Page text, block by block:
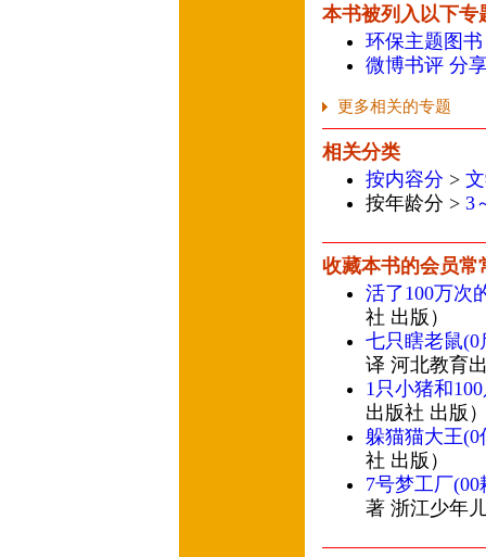
本书被列入以下专
环保主题图书
微博书评 分
更多相关的专题
相关分类
按内容分 >
按年龄分 > 3
收藏本书的会员常
活了100万次
社 出版）
七只瞎老鼠
译 河北教育
1只小猪和
出版社 出版
躲猫猫大王
社 出版）
7号梦工厂
著 浙江少年